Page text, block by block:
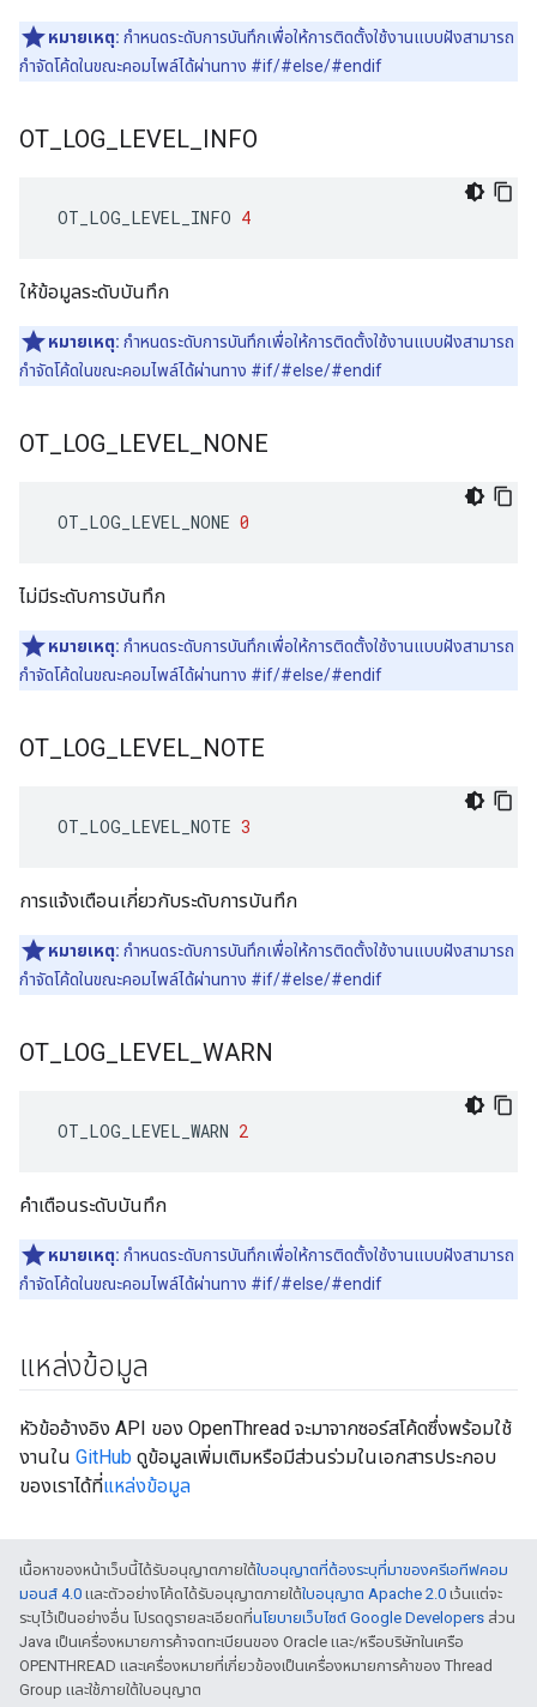
หมายเหตุ: กำหนดระดับการบันทึกเพื่อให้การติดตั้งใช้งานแบบฝังสามารถ
กำจัดโค้ดในขณะคอมไพล์ได้ผ่านทาง #if/#else/#endif
OT LOG LEVEL INFO
OT_LOG_LEVEL_INFO 4
ให้ข้อมูลระดับบันทึก
หมายเหตุ: กำหนดระดับการบันทึกเพื่อให้การติดตั้งใช้งานแบบฝังสามารถ
กำจัดโค้ดในขณะคอมไพล์ได้ผ่านทาง #if/#else/#endif
OT LOG LEVEL NONE
OT_LOG_LEVEL_NONE 0
ไม่มีระดับการบันทึก
หมายเหตุ: กำหนดระดับการบันทึกเพื่อให้การติดตั้งใช้งานแบบฝังสามารถ
กำจัดโค้ดในขณะคอมไพล์ได้ผ่านทาง #if/#else/#endif
OT LOG LEVEL NOTE
OT_LOG_LEVEL_NOTE 3
การแจ้งเตือนเกี่ยวกับระดับการบันทึก
หมายเหตุ: กำหนดระดับการบันทึกเพื่อให้การติดตั้งใช้งานแบบฝังสามารถ
กำจัดโค้ดในขณะคอมไพล์ได้ผ่านทาง #if/#else/#endif
OT LOG LEVEL WARN
OT_LOG_LEVEL_WARN 2
คำเตือนระดับบันทึก
หมายเหตุ: กำหนดระดับการบันทึกเพื่อให้การติดตั้งใช้งานแบบฝังสามารถ
กำจัดโค้ดในขณะคอมไพล์ได้ผ่านทาง #if/#else/#endif
แหล่งข้อมูล
หัวข้ออ้างอิง API ของ OpenThread จะมาจากซอร์สโค้ดซึ่งพร้อมใช้
งานใน GitHub ดูข้อมูลเพิ่มเติมหรือมีส่วนร่วมในเอกสารประกอบ
ของเราได้ที่แหล่งข้อมูล
เนื้อหาของหน้าเว็บนี้ได้รับอนุญาตภายใต้ใบอนุญาตที่ต้องระบุที่มาของครีเอทีฟคอม
มอนส์ 4.0 และตัวอย่างโค้ดได้รับอนุญาตภายใต้ใบอนุญาต Apache 2.0 เว้นแต่จะ
ระบุไว้เป็นอย่างอื่น โปรดดูรายละเอียดที่นโยบายเว็บไซต์ Google Developers ส่วน
Java เป็นเครื่องหมายการค้าจดทะเบียนของ Oracle และ/หรือบริษัทในเครือ
OPENTHREAD และเครื่องหมายที่เกี่ยวข้องเป็นเครื่องหมายการค้าของ Thread
Group และใช้ภายใต้ใบอนุญาต